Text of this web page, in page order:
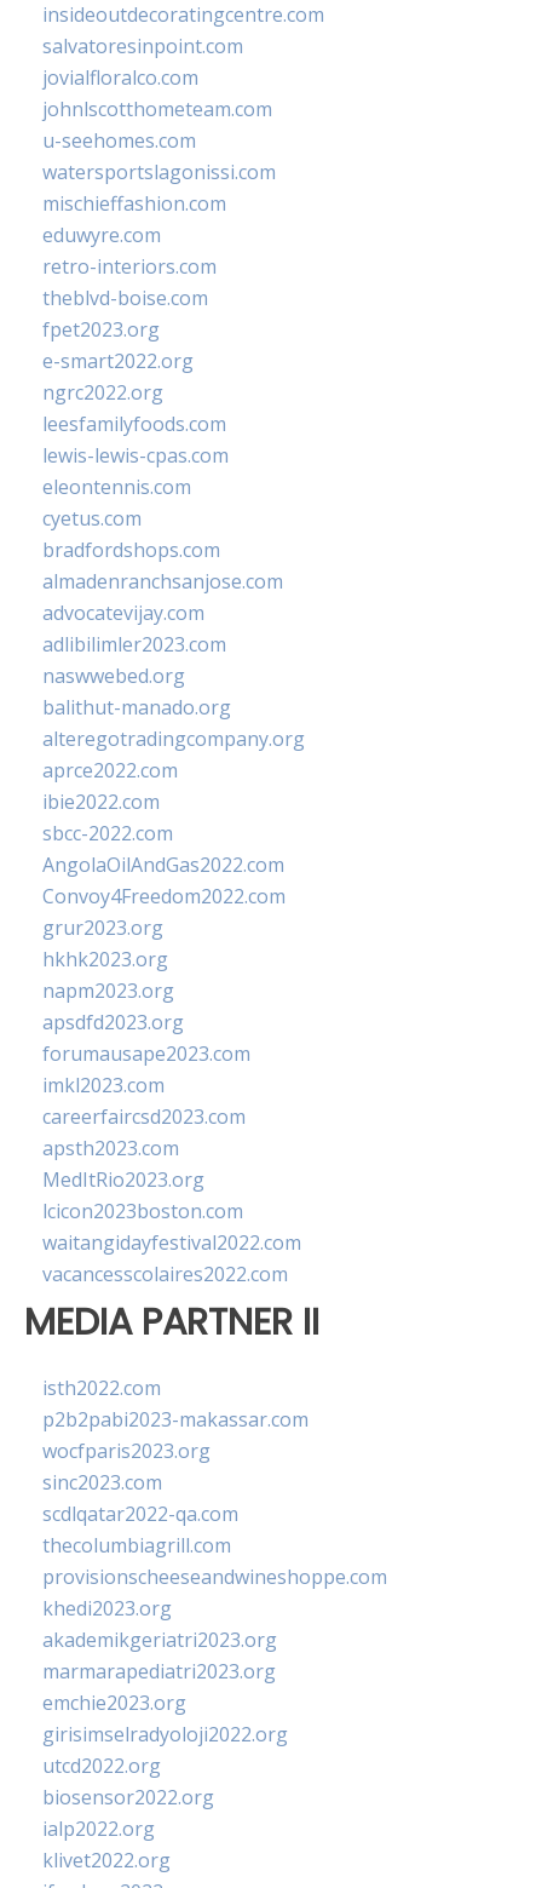
insideoutdecoratingcentre.com
salvatoresinpoint.com
jovialfloralco.com
johnlscotthometeam.com
u-seehomes.com
watersportslagonissi.com
mischieffashion.com
eduwyre.com
retro-interiors.com
theblvd-boise.com
fpet2023.org
e-smart2022.org
ngrc2022.org
leesfamilyfoods.com
lewis-lewis-cpas.com
eleontennis.com
cyetus.com
bradfordshops.com
almadenranchsanjose.com
advocatevijay.com
adlibilimler2023.com
naswwebed.org
balithut-manado.org
alteregotradingcompany.org
aprce2022.com
ibie2022.com
sbcc-2022.com
AngolaOilAndGas2022.com
Convoy4Freedom2022.com
grur2023.org
hkhk2023.org
napm2023.org
apsdfd2023.org
forumausape2023.com
imkl2023.com
careerfaircsd2023.com
apsth2023.com
MedItRio2023.org
lcicon2023boston.com
waitangidayfestival2022.com
vacancesscolaires2022.com
MEDIA PARTNER II
isth2022.com
p2b2pabi2023-makassar.com
wocfparis2023.org
sinc2023.com
scdlqatar2022-qa.com
thecolumbiagrill.com
provisionscheeseandwineshoppe.com
khedi2023.org
akademikgeriatri2023.org
marmarapediatri2023.org
emchie2023.org
girisimselradyoloji2022.org
utcd2022.org
biosensor2022.org
ialp2022.org
klivet2022.org